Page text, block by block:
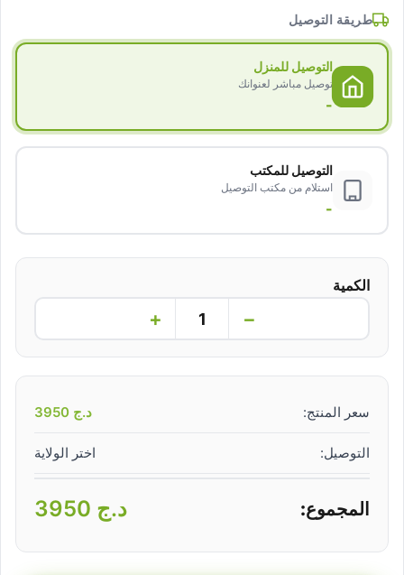
طريقة التوصيل
التوصيل للمنزل
توصيل مباشر لعنوانك
-
التوصيل للمكتب
استلام من مكتب التوصيل
-
الكمية
−
+
سعر المنتج: د.ج
التوصيل: اختر الولاية
المجموع: د.ج